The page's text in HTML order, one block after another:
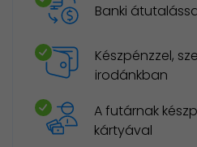
Banki
Készpénzzel,
irodánkban
A futárnak
kártyával